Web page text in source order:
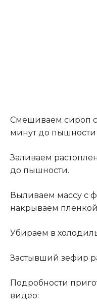
Смешиваем сироп
минут до пышности
Заливаем
до пышности.
Выливаем массу с
накрываем
Убираем в
Застывший зефир
Подробности
видео: